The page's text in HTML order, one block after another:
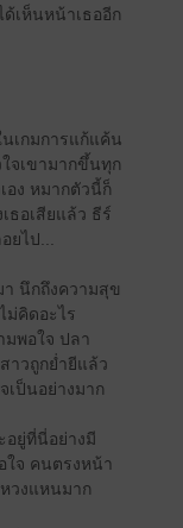
เห็นหน้าเธออีก
เกมการแก้แค้น
จเขามากขึ้นทุก
อง หมากตัวนี้ก็
ธอเสียแล้ว ธีร์
ไป...
า นึกถึงความสุข
ม่คิดอะไร
มพอใจ ปลา
าวถูกย่ำยีแล้ว
เป็นอย่างมาก
ยู่ที่นี่อย่างมี
ใจ คนตรงหน้า
วงแหนมาก